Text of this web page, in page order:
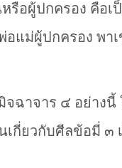
รือผู้ปกครอง คือ
แม่ผู้ปกครอง พา
ฉาจาร ๔ อย่าง
กี่ยวกับศีลข้อมี่ ๓